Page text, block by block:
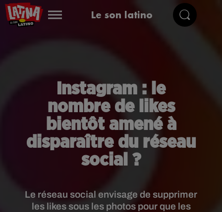
Le son latino
Instagram : le
nombre de likes
bientôt amené à
disparaître du réseau
social ?
Le réseau social envisage de supprimer
les likes sous les photos pour que les